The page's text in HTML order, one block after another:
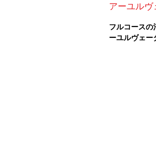
アーユルヴ
フルコースの
ーユルヴェー